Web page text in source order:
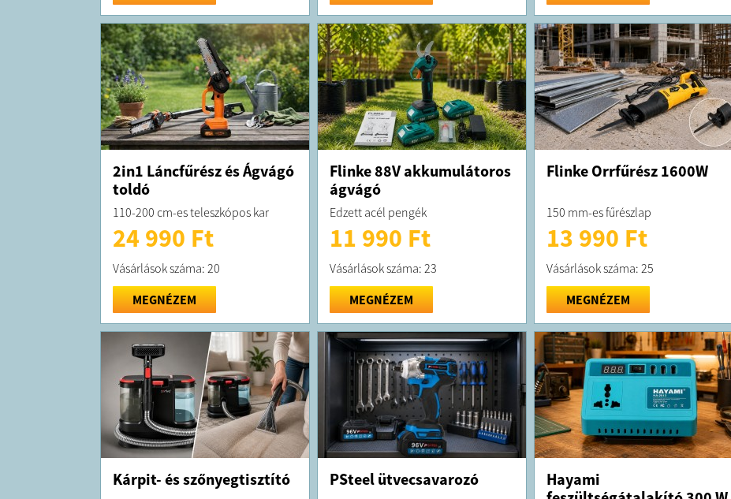
2in1 Láncfűrész és Ágvágó
toldó
110-200 cm-es teleszkópos kar
24 990 Ft
Vásárlások száma: 20
MEGNÉZEM
Flinke 88V akkumulátoros
ágvágó
Edzett acél pengék
11 990 Ft
Vásárlások száma: 23
MEGNÉZEM
Flinke Orrfűrész 1600W
150 mm-es fűrészlap
13 990 Ft
Vásárlások száma: 25
MEGNÉZEM
Kárpit- és szőnyegtisztító PSteel ütvecsavarozó
Hayami